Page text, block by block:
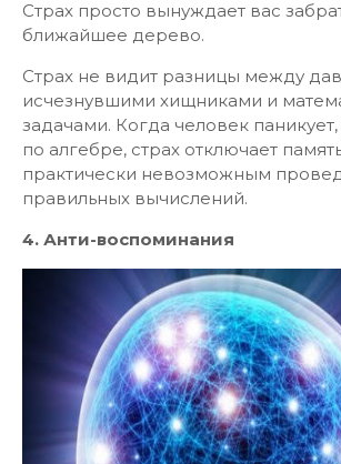
Страх просто вынуждает вас
ближайшее дерево.
Страх не видит разницы между
исчезнувшими хищниками и
задачами. Когда человек
по алгебре, страх отключает
практически невозможным
правильных вычислений.
4. Анти-воспоминания